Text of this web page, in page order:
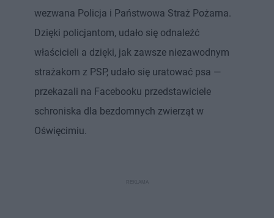
wezwana Policja i Państwowa Straż Pożarna.
Dzięki policjantom, udało się odnaleźć
właścicieli a dzięki, jak zawsze niezawodnym
strażakom z PSP, udało się uratować psa —
przekazali na Facebooku przedstawiciele
schroniska dla bezdomnych zwierząt w
Oświęcimiu.